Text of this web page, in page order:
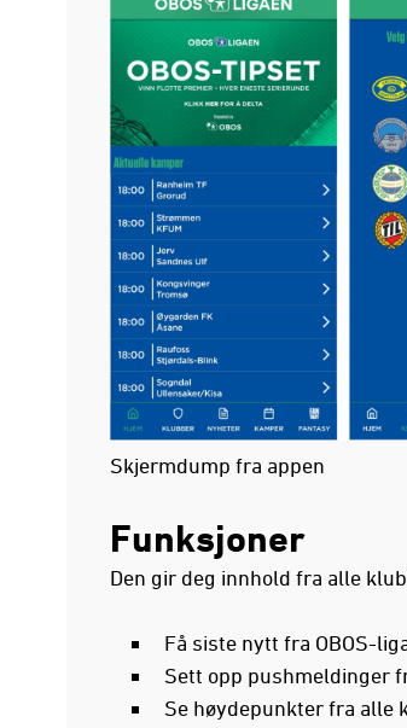
Skjermdump fra appen
Funksjoner
Den gir deg innhold fra alle
Få siste nytt fra OBOS-
Sett opp pushmeldinger
Se høydepunkter fra alle